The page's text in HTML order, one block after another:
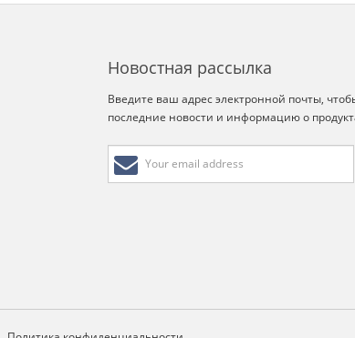
Новостная рассылка
Введите ваш адрес электронной почты,
последние новости и информацию о